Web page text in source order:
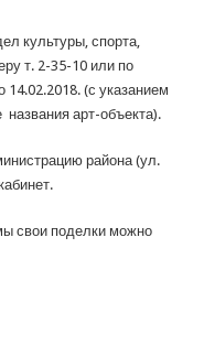
культуры, спорта,
т. 2-35-10 или по
14.02.2018. (с указанием
названия арт-объекта).
района (ул.
свои поделки можно